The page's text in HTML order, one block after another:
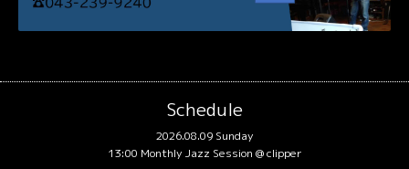
Schedule
2026.08.09 Sunday
13:00 Monthly Jazz Session @ clipper